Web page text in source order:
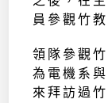
員參觀竹
領隊參觀
為電機系
來拜訪過